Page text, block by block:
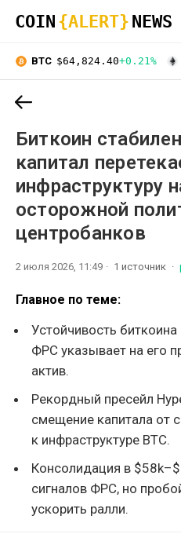
COIN {ALERT} NEWS
BTC $64,824.40+0.21%
Биткоин
капитал
инфраструктуру
осторожной
центробанков
2 июля 2026, 11:49 1 источник
Главное по теме:
Устойчивость
ФРС указывает на его
актив.
Рекордный пресейл
смещение капитала от
к инфраструктуре BTC.
Консолидация в
сигналов ФРС, но
ускорить ралли.